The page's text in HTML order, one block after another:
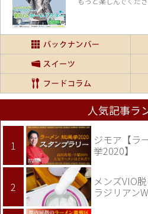
人気記事ラ
ジモア【ラ
挙2020】
メンズVIO
ラジリアン